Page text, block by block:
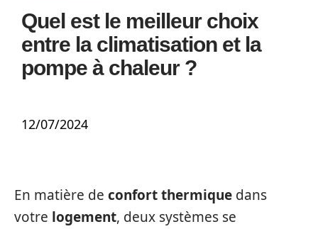
Quel est le meilleur choix
entre la climatisation et la
pompe à chaleur ?
12/07/2024
En matière de confort thermique dans
votre logement, deux systèmes se